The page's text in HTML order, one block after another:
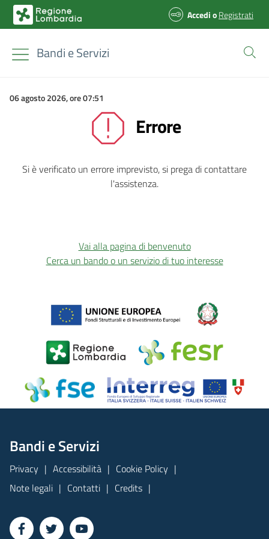
AccedioRegistrati
Bandi e Servizi
06 agosto 2026, ore 07:51
Errore
Si è verificato un errore imprevisto, si prega di contattare
l'assistenza.
Vai alla pagina di benvenuto
Cerca un bando o un servizio di tuo interesse
Bandi e Servizi
Privacy Accessibilità
Cookie Policy
Note legali
Contatti Credits